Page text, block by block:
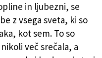
in ljubezni, se
z vsega sveta, ki so
kot sem. To so
več srečala, a